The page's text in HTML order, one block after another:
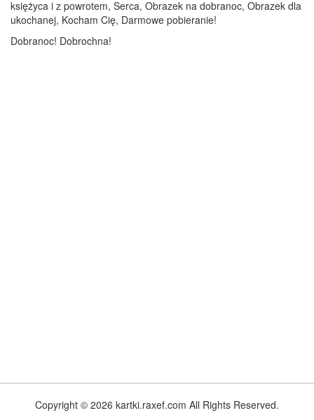
księżyca i z powrotem, Serca, Obrazek na dobranoc, Obrazek dla
ukochanej, Kocham Cię, Darmowe pobieranie!
Dobranoc! Dobrochna!
Copyright © 2026 kartki.raxef.com All Rights Reserved.